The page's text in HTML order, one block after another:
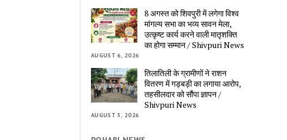
8 अगस्त को शिवपुरी में लगेगा विश्व
मांगल्य सभा का भव्य सावन मेला,
उत्कृष्ट कार्य करने वाली मातृशक्ति
का होगा सम्मान / Shivpuri News
AUGUST 6, 2026
तिलातिली के ग्रामीणों ने राशन
वितरण में गड़बड़ी का लगाया आरोप,
तहसीलदार को सौंपा ज्ञापन /
Shivpuri News
AUGUST 5, 2026